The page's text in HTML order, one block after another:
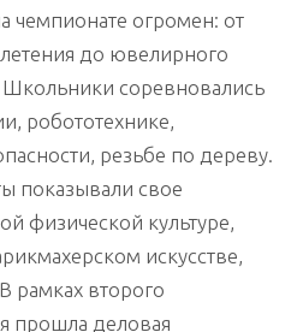
чемпионате огромен: от
до ювелирного
Школьники соревновались
робототехнике,
резьбе по дереву.
показывали свое
физической культуре,
искусстве,
рамках второго
прошла деловая